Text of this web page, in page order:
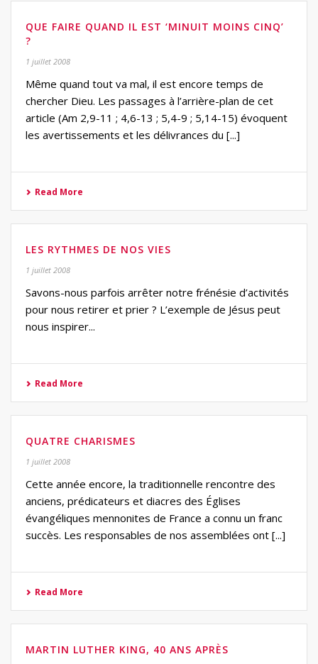
QUE FAIRE QUAND IL EST ‘MINUIT MOINS CINQ’
?
1 juillet 2008
Même quand tout va mal, il est encore temps de
chercher Dieu. Les passages à l’arrière-plan de cet
article (Am 2,9-11 ; 4,6-13 ; 5,4-9 ; 5,14-15) évoquent
les avertissements et les délivrances du [...]
Read More
LES RYTHMES DE NOS VIES
1 juillet 2008
Savons-nous parfois arrêter notre frénésie d’activités
pour nous retirer et prier ? L’exemple de Jésus peut
nous inspirer...
Read More
QUATRE CHARISMES
1 juillet 2008
Cette année encore, la traditionnelle rencontre des
anciens, prédicateurs et diacres des Églises
évangéliques mennonites de France a connu un franc
succès. Les responsables de nos assemblées ont [...]
Read More
MARTIN LUTHER KING, 40 ANS APRÈS